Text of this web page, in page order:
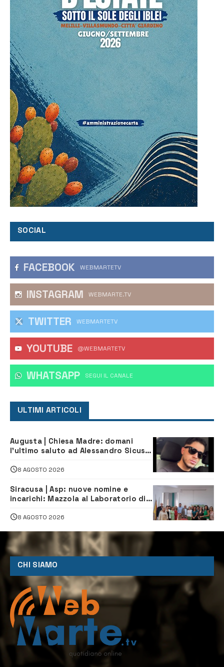
SOCIAL
FACEBOOK WEBMARTETV
INSTAGRAM WEBMARTE.TV
TWITTER WEBMARTETV
YOUTUBE @WEBMARTETV
WHATSAPP ‎SEGUI IL CANALE
ULTIMI ARTICOLI
Augusta | Chiesa Madre: domani
l’ultimo saluto ad Alessandro Sicuso,
8 AGOSTO 2026
Siracusa | Asp: nuove nomine e
incarichi: Mazzola al Laboratorio di
Servizio Legale
8 AGOSTO 2026
CHI SIAMO